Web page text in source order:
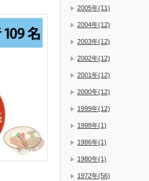
2005年(11)
2004年(12)
2003年(12)
2002年(12)
2001年(12)
2000年(12)
1999年(12)
1998年(1)
1986年(1)
1980年(1)
1972年(56)